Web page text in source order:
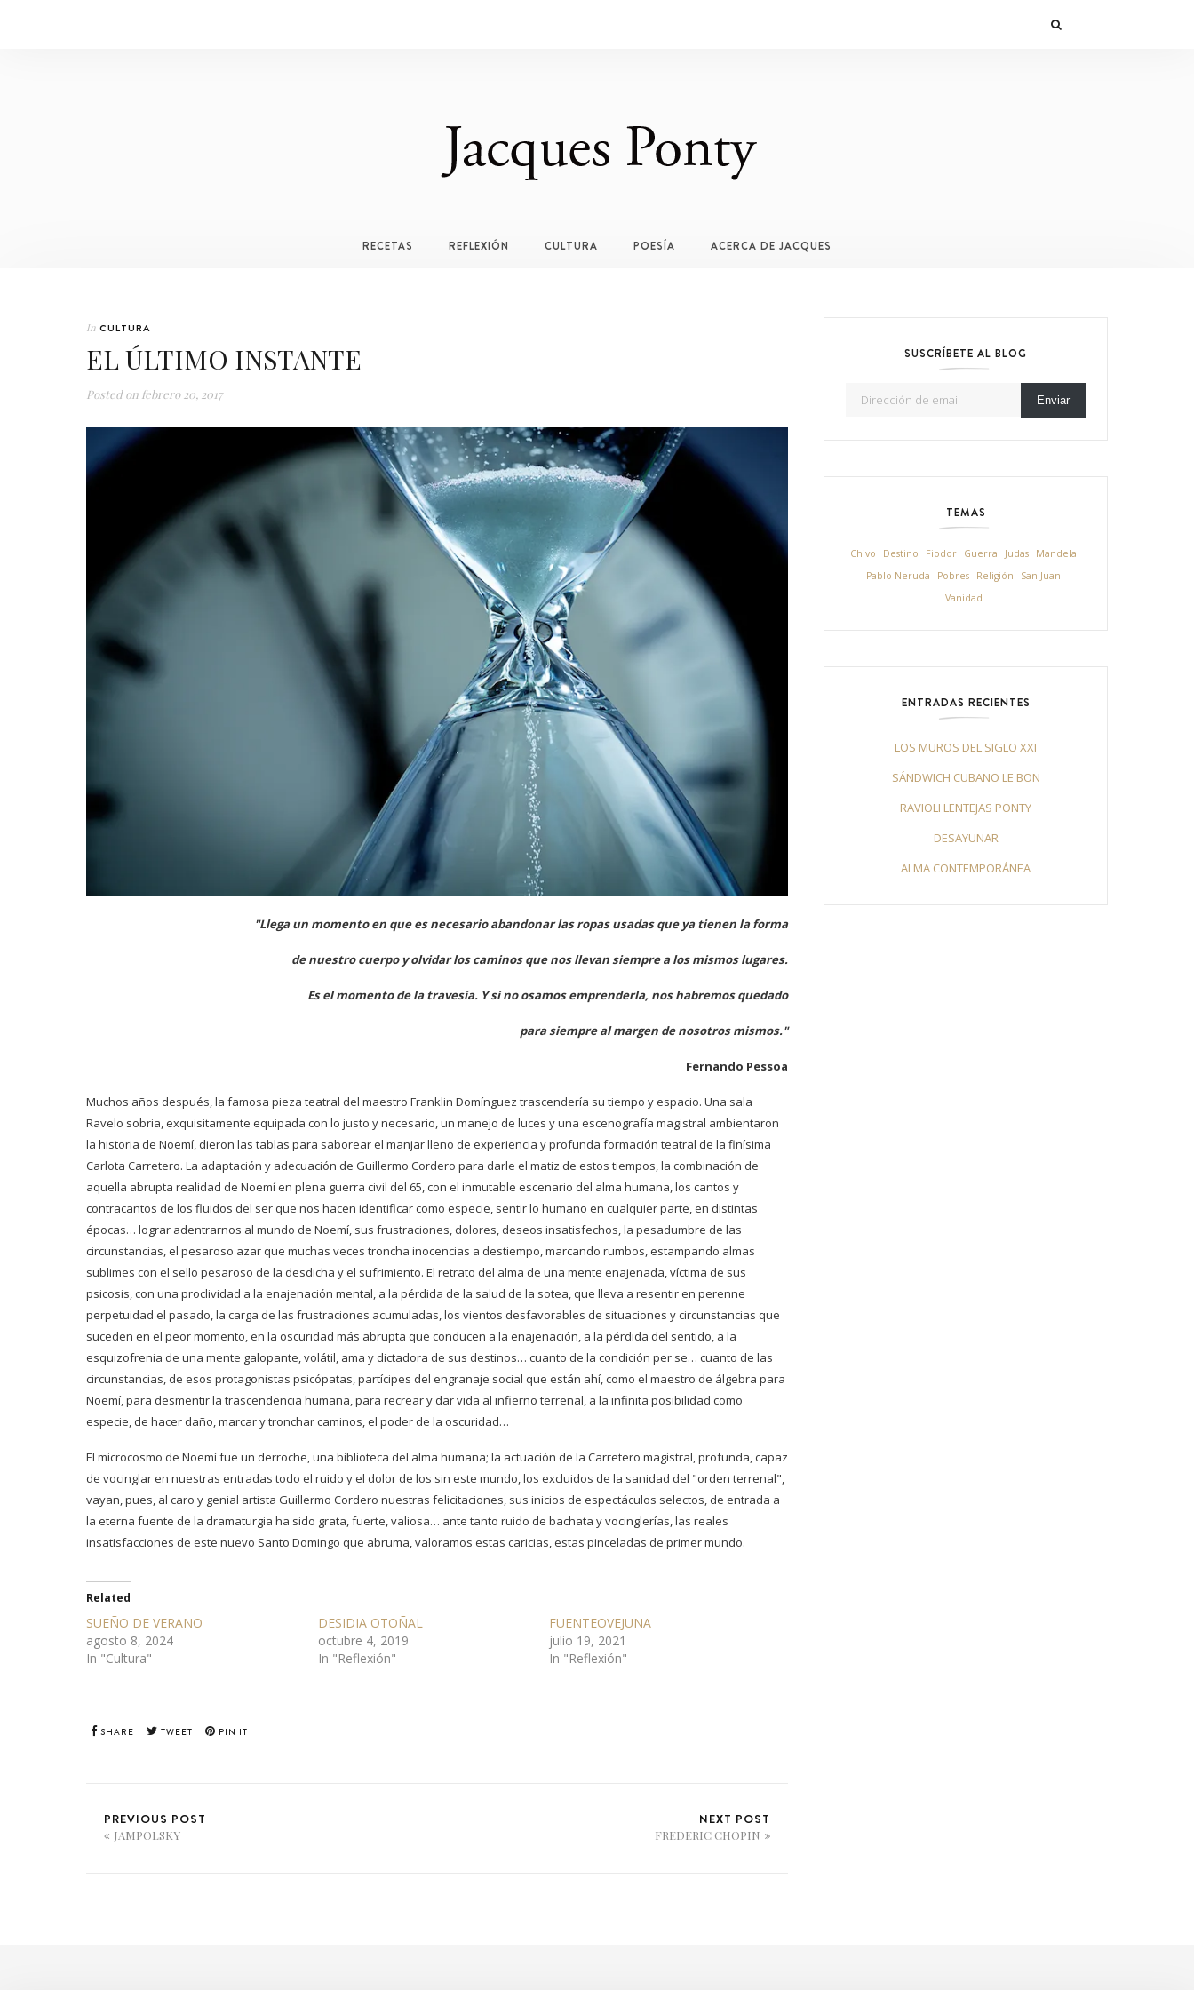
RECETAS REFLEXIÓN CULTURA POESÍA ACERCA DE JACQUES
In CULTURA
EL ÚLTIMO INSTANTE
Posted on febrero 20, 2017
"Llega un momento en que es necesario abandonar las ropas usadas que ya tienen la forma
de nuestro cuerpo y olvidar los caminos que nos llevan siempre a los mismos lugares.
Es el momento de la travesía. Y si no osamos emprenderla, nos habremos quedado
para siempre al margen de nosotros mismos."
Fernando Pessoa
Muchos años después, la famosa pieza teatral del maestro Franklin Domínguez trascendería su tiempo y espacio. Una sala
Ravelo sobria, exquisitamente equipada con lo justo y necesario, un manejo de luces y una escenografía magistral ambientaron
la historia de Noemí, dieron las tablas para saborear el manjar lleno de experiencia y profunda formación teatral de la finísima
Carlota Carretero. La adaptación y adecuación de Guillermo Cordero para darle el matiz de estos tiempos, la combinación de
aquella abrupta realidad de Noemí en plena guerra civil del 65, con el inmutable escenario del alma humana, los cantos y
contracantos de los fluidos del ser que nos hacen identificar como especie, sentir lo humano en cualquier parte, en distintas
épocas… lograr adentrarnos al mundo de Noemí, sus frustraciones, dolores, deseos insatisfechos, la pesadumbre de las
circunstancias, el pesaroso azar que muchas veces troncha inocencias a destiempo, marcando rumbos, estampando almas
sublimes con el sello pesaroso de la desdicha y el sufrimiento. El retrato del alma de una mente enajenada, víctima de sus
psicosis, con una proclividad a la enajenación mental, a la pérdida de la salud de la sotea, que lleva a resentir en perenne
perpetuidad el pasado, la carga de las frustraciones acumuladas, los vientos desfavorables de situaciones y circunstancias que
suceden en el peor momento, en la oscuridad más abrupta que conducen a la enajenación, a la pérdida del sentido, a la
esquizofrenia de una mente galopante, volátil, ama y dictadora de sus destinos… cuanto de la condición per se… cuanto de las
circunstancias, de esos protagonistas psicópatas, partícipes del engranaje social que están ahí, como el maestro de álgebra para
Noemí, para desmentir la trascendencia humana, para recrear y dar vida al infierno terrenal, a la infinita posibilidad como
especie, de hacer daño, marcar y tronchar caminos, el poder de la oscuridad…
El microcosmo de Noemí fue un derroche, una biblioteca del alma humana; la actuación de la Carretero magistral, profunda, capaz
de vocinglar en nuestras entradas todo el ruido y el dolor de los sin este mundo, los excluidos de la sanidad del "orden terrenal",
vayan, pues, al caro y genial artista Guillermo Cordero nuestras felicitaciones, sus inicios de espectáculos selectos, de entrada a
la eterna fuente de la dramaturgia ha sido grata, fuerte, valiosa… ante tanto ruido de bachata y vocinglerías, las reales
insatisfacciones de este nuevo Santo Domingo que abruma, valoramos estas caricias, estas pinceladas de primer mundo.
Related
SUEÑO DE VERANO
agosto 8, 2024
In "Cultura"
DESIDIA OTOÑAL
octubre 4, 2019
In "Reflexión"
FUENTEOVEJUNA
julio 19, 2021
In "Reflexión"
SHARE TWEET PIN IT
PREVIOUS POST
JAMPOLSKY
NEXT POST
FREDERIC CHOPIN
SUSCRÍBETE AL BLOG
Enviar
TEMAS
Chivo Destino Fiodor Guerra Judas
Mandela
Pablo Neruda
Pobres Religión
San Juan
Vanidad
ENTRADAS RECIENTES
LOS MUROS DEL SIGLO XXI
SÁNDWICH CUBANO LE BON
RAVIOLI LENTEJAS PONTY
DESAYUNAR
ALMA CONTEMPORÁNEA